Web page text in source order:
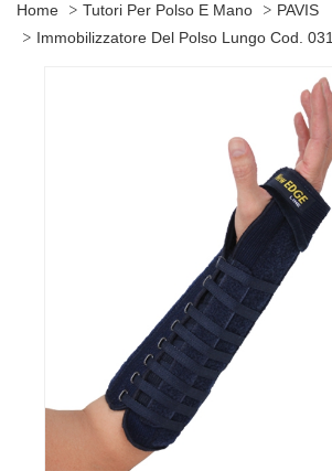
Home Tutori Per Polso E Mano
PAVIS
Immobilizzatore Del Polso Lungo Cod. 031